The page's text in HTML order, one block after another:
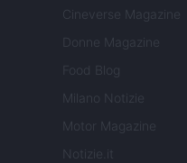
Cineverse Magazine
Donne Magazine
Food Blog
Milano Notizie
Motor Magazine
Notizie.it